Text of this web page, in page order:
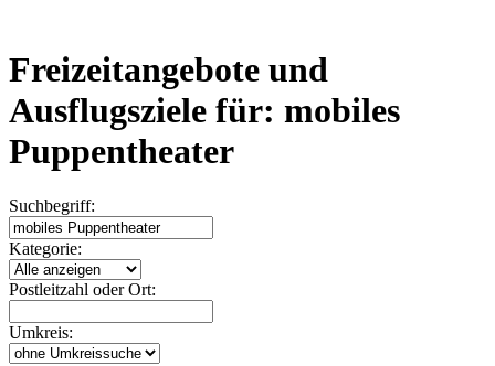
Freizeitangebote und
Ausflugsziele für: mobiles
Puppentheater
Suchbegriff:
Kategorie:
Postleitzahl oder Ort:
Umkreis: